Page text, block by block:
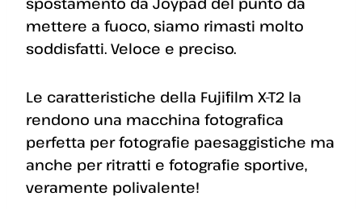
mettere a fuoco, siamo rimasti molto
soddisfatti. Veloce e preciso.
Le caratteristiche della Fujifilm X-T2 la
rendono una macchina fotografica
perfetta per fotografie paesaggistiche ma
anche per ritratti e fotografie sportive,
veramente polivalente!